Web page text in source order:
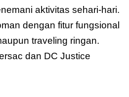
aktivitas sehari-hari.
dengan fitur fungsional
traveling ringan.
dan DC Justice